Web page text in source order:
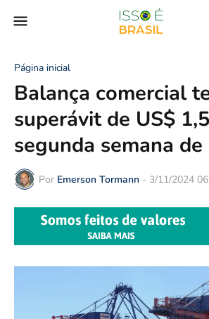
Página inicial
Balança comercial
superávit de US$
segunda semana
Por Emerson Tormann - 3/11/2024